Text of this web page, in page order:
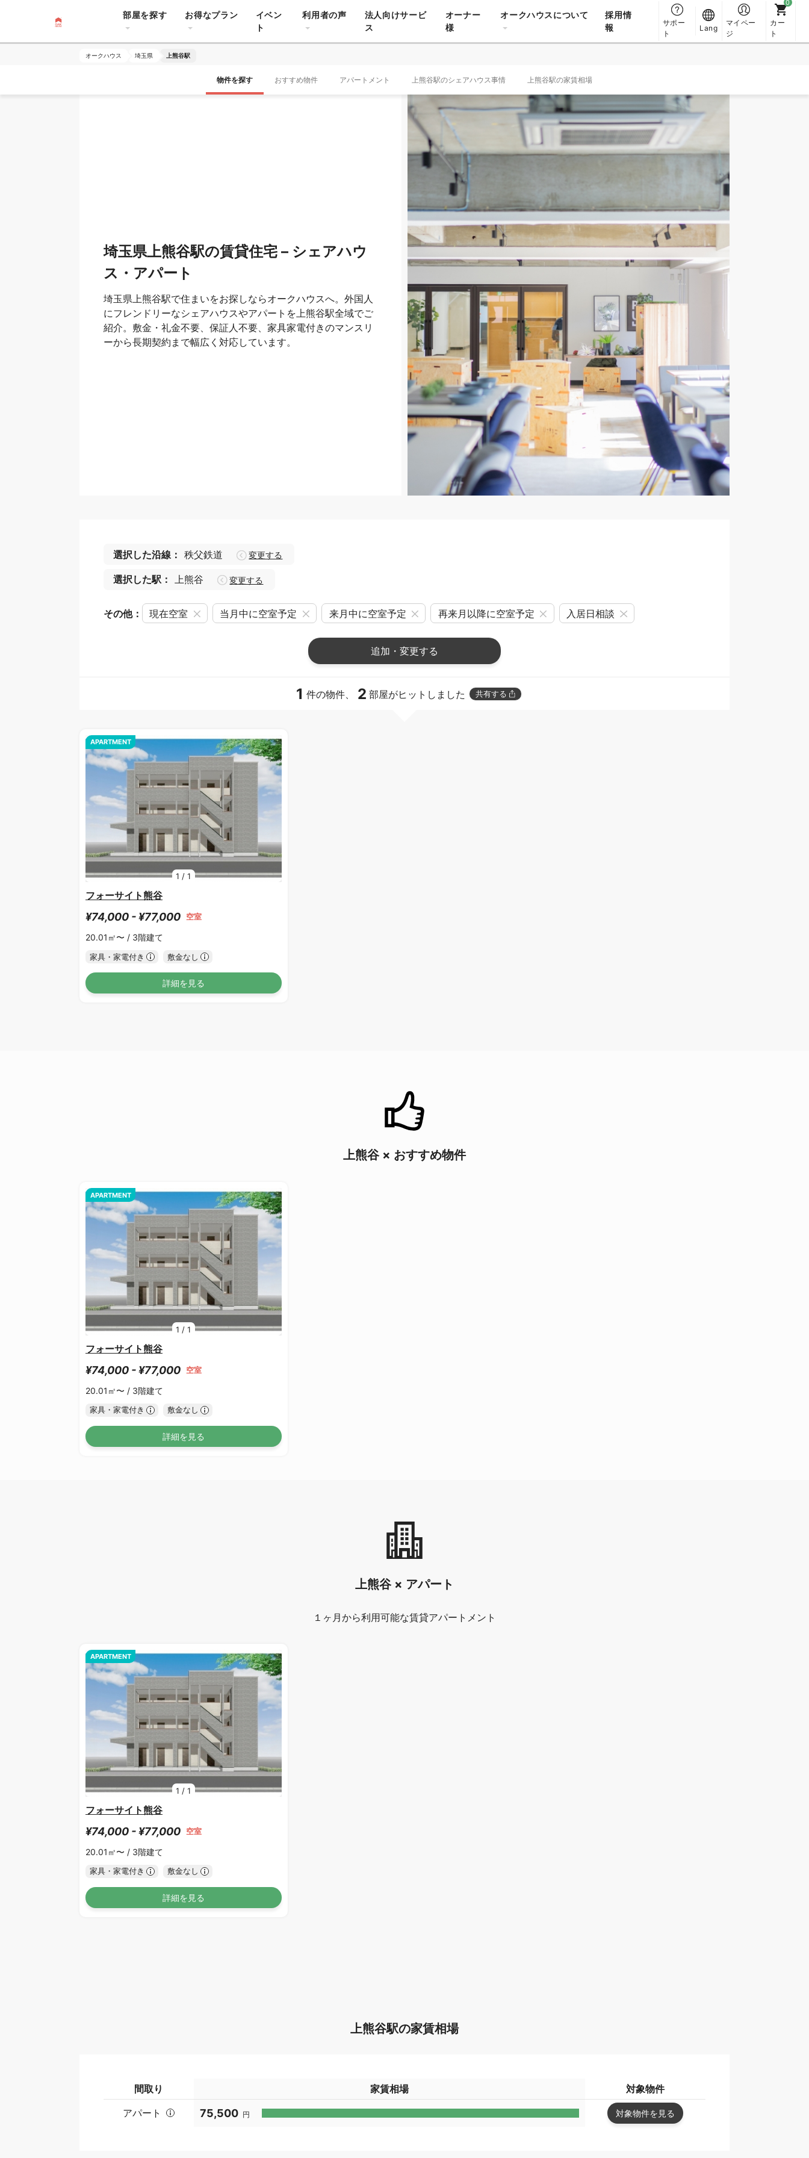
部屋を探す お得なプラン
イベン
ト
利用者の声
法人向けサービ
ス
オーナー
様
オークハウスについて
採用情
報
サポー
ト
Lang
マイペー
ジ
カー
ト
オークハウス 埼玉県 上熊谷駅
物件を探す おすすめ物件 アパートメント 上熊谷駅のシェアハウス事情 上熊谷駅の家賃相場
埼玉県上熊谷駅の賃貸住宅 – シェアハウ
ス・アパート
埼玉県上熊谷駅で住まいをお探しならオークハウスへ。外国人
にフレンドリーなシェアハウスやアパートを上熊谷駅全域でご
紹介。敷金・礼金不要、保証人不要、家具家電付きのマンスリ
ーから長期契約まで幅広く対応しています。
選択した沿線： 秩父鉄道 変更する
選択した駅： 上熊谷 変更する
その他： 現在空室 当月中に空室予定 来月中に空室予定 再来月以降に空室予定 入居日相談
追加・変更する
1 件の物件、 2 部屋がヒットしました 共有する
1 /1
APARTMENT
フォーサイト熊谷
¥74,000 - ¥77,000 空室
20.01㎡〜 / 3階建て
家具・家電付き 敷金なし
詳細を見る
上熊谷 × おすすめ物件
1 /1
APARTMENT
フォーサイト熊谷
¥74,000 - ¥77,000 空室
20.01㎡〜 / 3階建て
家具・家電付き 敷金なし
詳細を見る
上熊谷 × アパート
１ヶ月から利用可能な賃貸アパートメント
1 /1
APARTMENT
フォーサイト熊谷
¥74,000 - ¥77,000 空室
20.01㎡〜 / 3階建て
家具・家電付き 敷金なし
詳細を見る
上熊谷駅の家賃相場
間取り 家賃相場
対象物件
アパート
75,500 円 対象物件を見る